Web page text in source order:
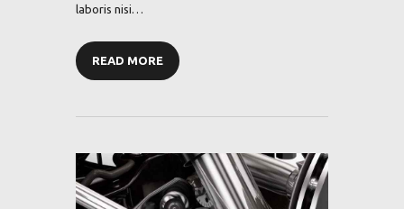
laboris nisi…
READ MORE